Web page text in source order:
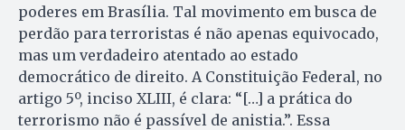
poderes em Brasília. Tal movimento em busca de
perdão para terroristas é não apenas equivocado,
mas um verdadeiro atentado ao estado
democrático de direito. A Constituição Federal, no
artigo 5º, inciso XLIII, é clara: “[…] a prática do
terrorismo não é passível de anistia.”. Essa